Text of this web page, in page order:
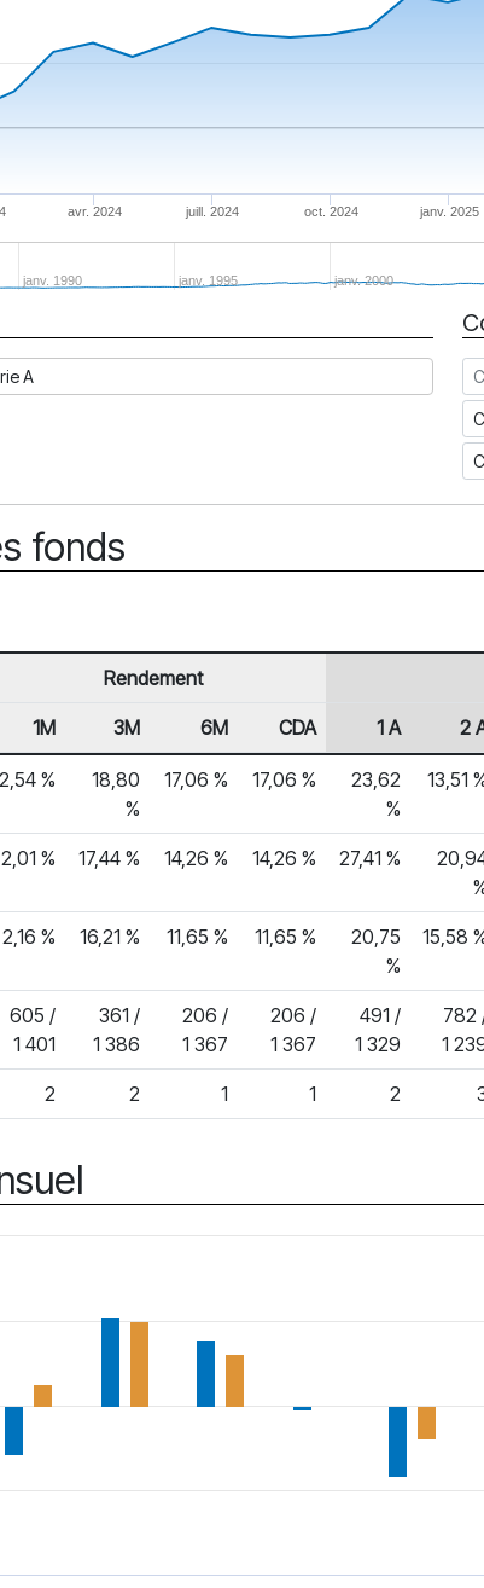
janv. 2025
avr. 2024 juill. 2024 oct. 2024
janv. 1990 janv. 1995 janv. 2000
A
fonds
Rendement
1M 3M 6M CDA 1 A 2
2,54 %
18,80
%
17,06 % 17,06 %
23,62
%
13,51
2,01 % 17,44 % 14,26 % 14,26 % 27,41 %
2,16 % 16,21 % 11,65 % 11,65 %
20,75
%
15,58
605 /
1 401
361 /
1 386
206 /
1 367
206 /
1 367
491 /
1 329
782
1
2 2 1 1 2